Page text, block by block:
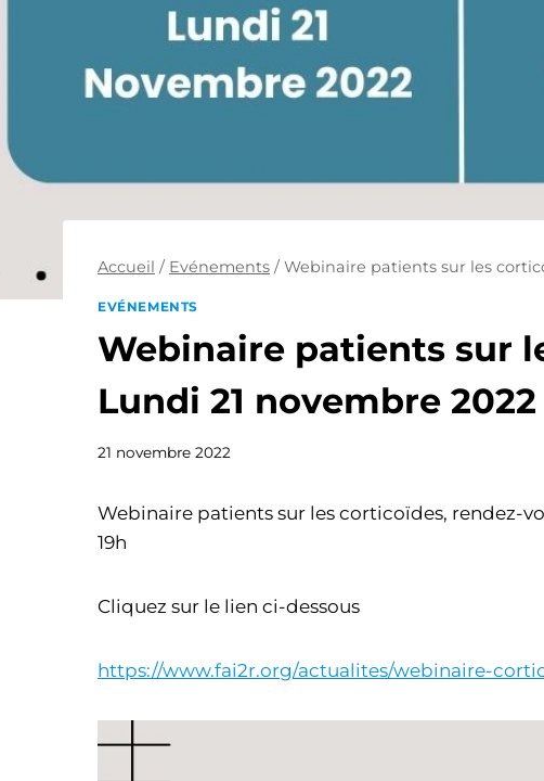
Accueil / Evénements / Webinaire patients sur les
EVÉNEMENTS
Webinaire patients sur
Lundi 21 novembre 2022
21 novembre 2022
Webinaire patients sur les corticoïdes, rendez-
19h
Cliquez sur le lien ci-dessous
https://www.fai2r.org/actualites/webinaire-